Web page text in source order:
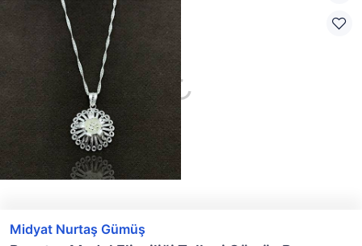
Midyat Nurtaş Gümüş